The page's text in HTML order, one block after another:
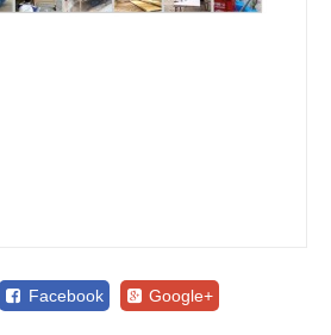
Facebook Google+